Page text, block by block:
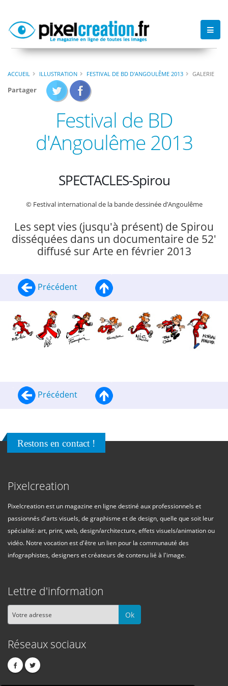
ACCUEIL ILLUSTRATION FESTIVAL DE BD D'ANGOULÊME 2013 GALERIE
Partager
Festival de BD
d'Angoulême 2013
SPECTACLES-Spirou
© Festival international de la bande dessinée d’Angoulême
Les sept vies (jusqu'à présent) de Spirou
disséquées dans un documentaire de 52'
diffusé sur Arte en février 2013
Précédent
Précédent
Restons en contact !
Pixelcreation
Pixelcreation est un magazine en ligne destiné aux professionnels et
passionnés d'arts visuels, de graphisme et de design, quelle que soit leur
spécialité: art, print, web, design/architecture, effets visuels/animation ou
vidéo. Notre vocation est d'être un lien pour la communauté des
infographistes, designers et créateurs de contenu lié à l'image.
Lettre d'information
Ok
Réseaux sociaux